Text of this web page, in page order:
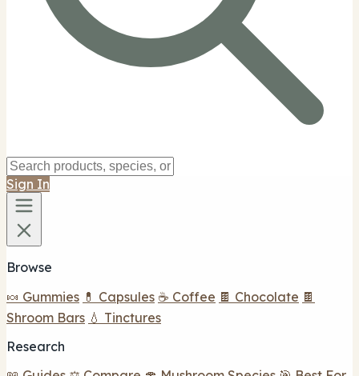
Sign In
Browse
🍬 Gummies 💊 Capsules ☕ Coffee 🍫 Chocolate 🍫
Shroom Bars 💧 Tinctures
Research